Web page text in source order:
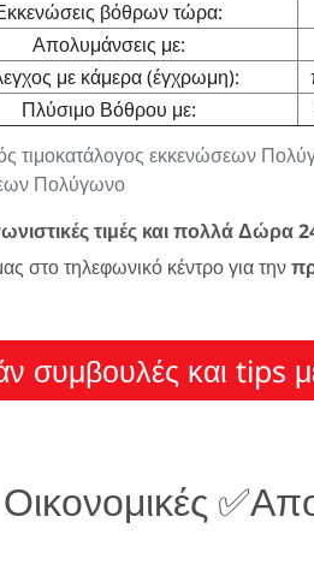
τιμοκατάλογος εκκενώσεων
Πολύγωνο
βόθρων τώρα:
Απολυμάνσεις με:
με κάμερα (έγχρωμη):
Πλύσιμο Βόθρου με:
τιμές και πολλά Δώρα
στο τηλεφωνικό κέντρο για την
συμβουλές και tips
Οικονομικές